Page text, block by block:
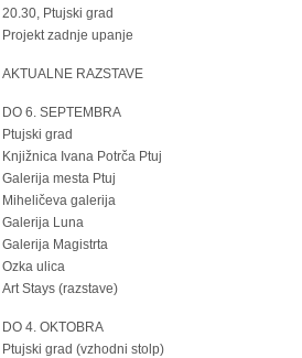
20.30, Ptujski grad
Projekt zadnje upanje
AKTUALNE RAZSTAVE
DO 6. SEPTEMBRA
Ptujski grad
Knjižnica Ivana Potrča Ptuj
Galerija mesta Ptuj
Miheličeva galerija
Galerija Luna
Galerija Magistrta
Ozka ulica
Art Stays (razstave)
DO 4. OKTOBRA
Ptujski grad (vzhodni stolp)